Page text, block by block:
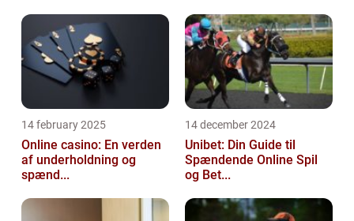
14 february 2025
Online casino: En verden
af underholdning og
spænd...
14 december 2024
Unibet: Din Guide til
Spændende Online Spil
og Bet...